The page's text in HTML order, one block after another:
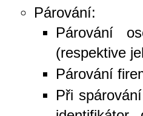
Párování:
Párování
(respektive
Párování
Při